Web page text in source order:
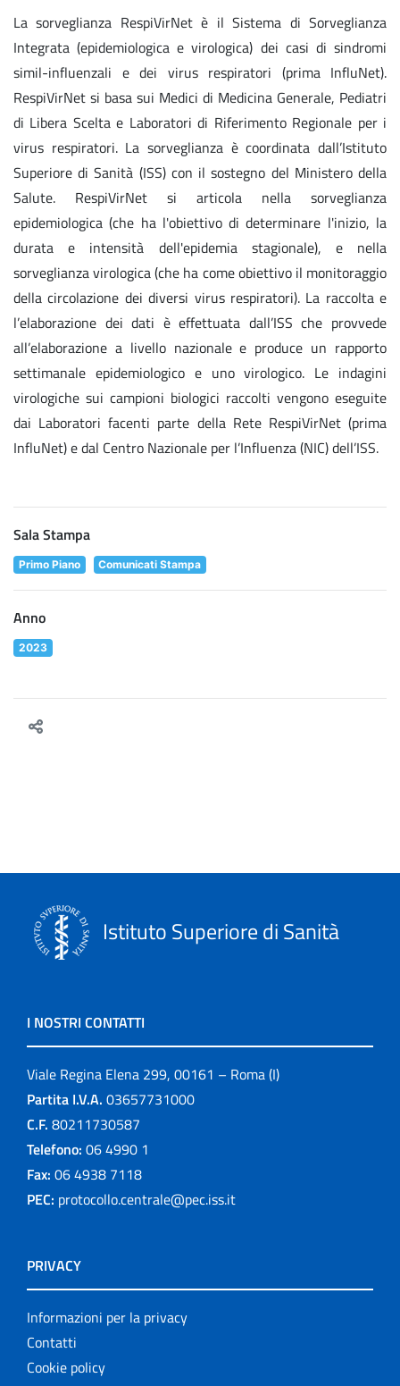
La sorveglianza RespiVirNet è il Sistema di Sorveglianza
Integrata (epidemiologica e virologica) dei casi di sindromi
simil-influenzali e dei virus respiratori (prima InfluNet).
RespiVirNet si basa sui Medici di Medicina Generale, Pediatri
di Libera Scelta e Laboratori di Riferimento Regionale per i
virus respiratori. La sorveglianza è coordinata dall’Istituto
Superiore di Sanità (ISS) con il sostegno del Ministero della
Salute. RespiVirNet si articola nella sorveglianza
epidemiologica (che ha l'obiettivo di determinare l'inizio, la
durata e intensità dell'epidemia stagionale), e nella
sorveglianza virologica (che ha come obiettivo il monitoraggio
della circolazione dei diversi virus respiratori). La raccolta e
l’elaborazione dei dati è effettuata dall’ISS che provvede
all’elaborazione a livello nazionale e produce un rapporto
settimanale epidemiologico e uno virologico. Le indagini
virologiche sui campioni biologici raccolti vengono eseguite
dai Laboratori facenti parte della Rete RespiVirNet (prima
InfluNet) e dal Centro Nazionale per l’Influenza (NIC) dell’ISS.
Sala Stampa
Primo Piano Comunicati Stampa
Anno
2023
Istituto Superiore di Sanità
I NOSTRI CONTATTI
Viale Regina Elena 299, 00161 – Roma (I)
Partita I.V.A. 03657731000
C.F. 80211730587
Telefono: 06 4990 1
Fax: 06 4938 7118
PEC: protocollo.centrale@pec.iss.it
PRIVACY
Informazioni per la privacy
Contatti
Cookie policy